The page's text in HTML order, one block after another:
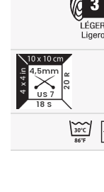
18 S
20 R
4,5mm
US 7